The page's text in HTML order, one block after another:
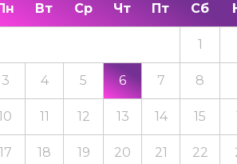
Вт Ср Чт Пт Сб
1
3 4 5 6 7 8
11 12 13 14 15
18 19 20 21 22